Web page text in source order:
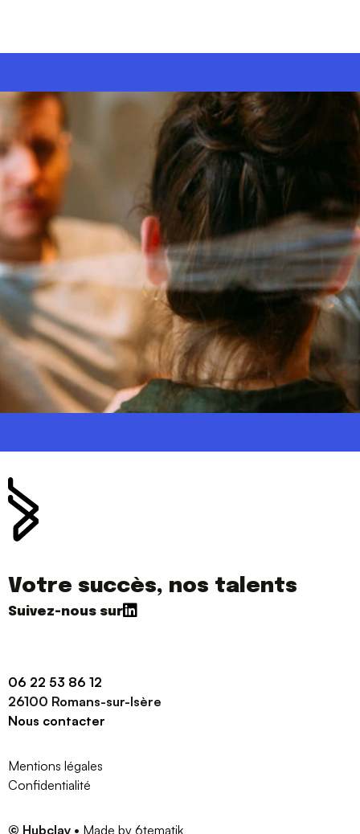
Votre succès, nos talents
06 22 53 86 12
26100 Romans-sur-Isère
Nous contacter
Mentions légales
Confidentialité
© Hubclay • Made by 6tematik